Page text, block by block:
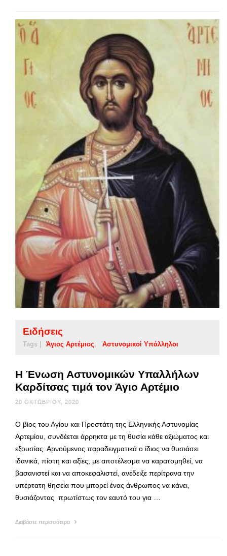
Ειδήσεις
Tags | Άγιος Αρτέμιος Αστυνομικοί Υπάλληλοι
Η Ένωση Αστυνομικών Υπαλλήλων
Καρδίτσας τιμά τον Άγιο Αρτέμιο
20 ΟΚΤΩΒΡΊΟΥ, 2020
Ο βίος του Αγίου και Προστάτη της Ελληνικής Αστυνομίας
Αρτεμίου, συνδέεται άρρηκτα με τη θυσία κάθε αξιώματος και
εξουσίας. Αρνούμενος παραδειγματικά ο ίδιος να θυσιάσει
ιδανικά, πίστη και αξίες, με αποτέλεσμα να καρατομηθεί, να
βασανιστεί και να αποκεφαλιστεί, ανέδειξε περίτρανα την
υπέρτατη θησεία που μπορεί ένας άνθρωπος να κάνει,
θυσιάζοντας πρωτίστως τον εαυτό του για …
Διαβάστε περισσότερα